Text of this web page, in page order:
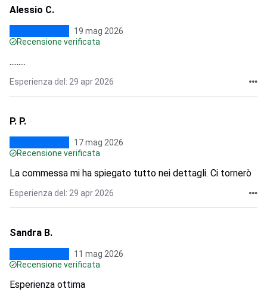
Alessio C.
19 mag 2026
Recensione verificata
.........
Esperienza del: 29 apr 2026
P. P.
17 mag 2026
Recensione verificata
La commessa mi ha spiegato tutto nei dettagli. Ci tornerò
Esperienza del: 29 apr 2026
Sandra B.
11 mag 2026
Recensione verificata
Esperienza ottima